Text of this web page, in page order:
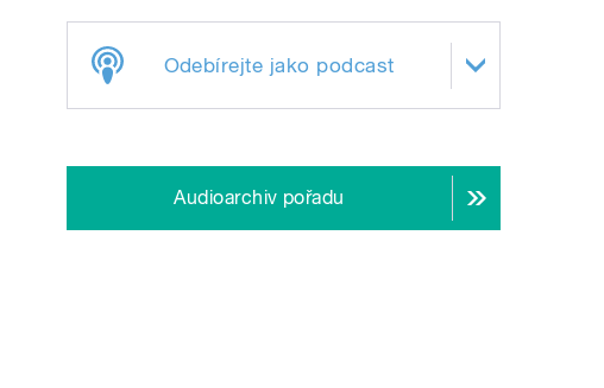
Odebírejte jako podcast
Audioarchiv pořadu